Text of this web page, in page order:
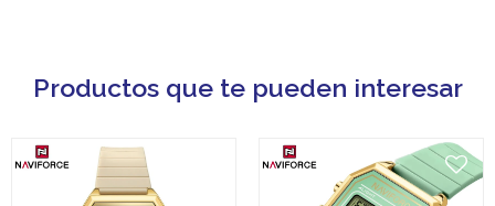
Productos que te pueden interesar